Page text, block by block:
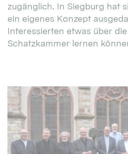
zugänglich. In Siegburg hat
ein eigenes Konzept
Interessierten etwas über
Schatzkammer lernen